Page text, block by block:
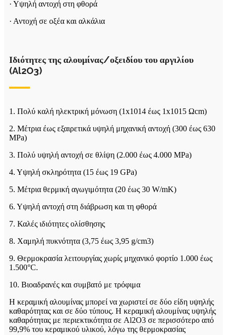
· Υψηλή αντοχή στη φθορά
· Αντοχή σε οξέα και αλκάλια
Ιδιότητες της αλουμίνας/οξειδίου του αργιλίου
(Al2O3)
1. Πολύ καλή ηλεκτρική μόνωση (1x1014 έως 1x1015 Ωcm)
2. Μέτρια έως εξαιρετικά υψηλή μηχανική αντοχή (300 έως 630
MPa)
3. Πολύ υψηλή αντοχή σε θλίψη (2.000 έως 4.000 MPa)
4. Υψηλή σκληρότητα (15 έως 19 GPa)
5. Μέτρια θερμική αγωγιμότητα (20 έως 30 W/mK)
6. Υψηλή αντοχή στη διάβρωση και τη φθορά
7. Καλές ιδιότητες ολίσθησης
8. Χαμηλή πυκνότητα (3,75 έως 3,95 g/cm3)
9. Θερμοκρασία λειτουργίας χωρίς μηχανικό φορτίο 1.000 έως
1.500°C.
10. Βιοαδρανές και συμβατό με τρόφιμα
Η κεραμική αλουμίνας μπορεί να χωριστεί σε δύο είδη υψηλής
καθαρότητας και σε δύο τύπους. Η κεραμική αλουμίνας υψηλής
καθαρότητας με περιεκτικότητα σε Al2O3 σε περισσότερο από
99,9% του κεραμικού υλικού, λόγω της θερμοκρασίας